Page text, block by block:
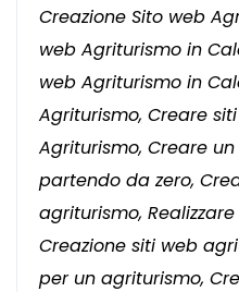
Creazione Sito web
web Agriturismo in
web Agriturismo in
Agriturismo, Creare
Agriturismo, Creare
partendo da zero,
agriturismo,
Creazione siti web
per un agriturismo,